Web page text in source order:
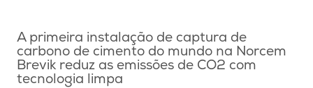
A primeira instalação de captura de
carbono de cimento do mundo na Norcem
Brevik reduz as emissões de CO2 com
tecnologia limpa